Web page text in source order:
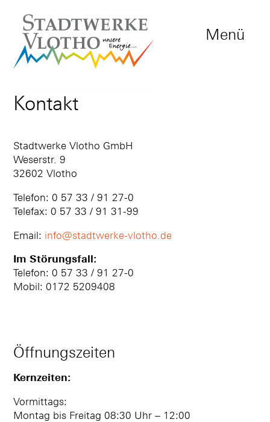
Menü
Kontakt
Stadtwerke Vlotho GmbH
Weserstr. 9
32602 Vlotho
Telefon: 0 57 33 / 91 27-0
Telefax: 0 57 33 / 91 31-99
Email: info@stadtwerke-vlotho.de
Im Störungsfall:
Telefon: 0 57 33 / 91 27-0
Mobil: 0172 5209408
Öffnungszeiten
Kernzeiten:
Vormittags:
Montag bis Freitag 08:30 Uhr – 12:00